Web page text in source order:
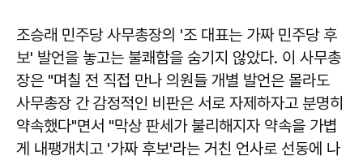
조승래 민주당 사무총장의 '조 대표는 가짜 민주당 후
보' 발언을 놓고는 불쾌함을 숨기지 않았다. 이 사무총
장은 "며칠 전 직접 만나 의원들 개별 발언은 몰라도
사무총장 간 감정적인 비판은 서로 자제하자고 분명히
약속했다"면서 "막상 판세가 불리해지자 약속을 가볍
게 내팽개치고 '가짜 후보'라는 거친 언사로 선동에 나